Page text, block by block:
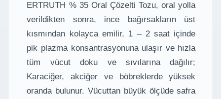
ERTRUTH % 35 Oral Çözelti Tozu, oral yolla
verildikten sonra, ince bağırsakların üst
kısmından kolayca emilir, 1 – 2 saat içinde
pik plazma konsantrasyonuna ulaşır ve hızla
tüm vücut doku ve sıvılarına dağılır;
Karaciğer, akciğer ve böbreklerde yüksek
oranda bulunur. Vücuttan büyük ölçüde safra